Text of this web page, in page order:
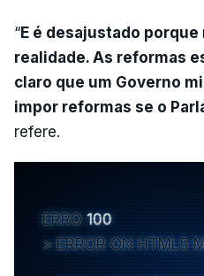
“E é desajustado
realidade. As reformas
claro que um Governo
impor reformas se o
refere.
ERRO 100
ERROR ON HTML5